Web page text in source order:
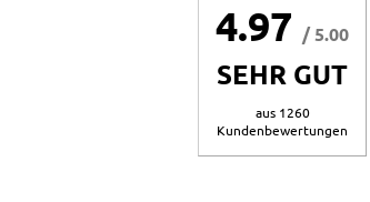
4.97 / 5.00
SEHR GUT
aus 1260
Kundenbewertungen